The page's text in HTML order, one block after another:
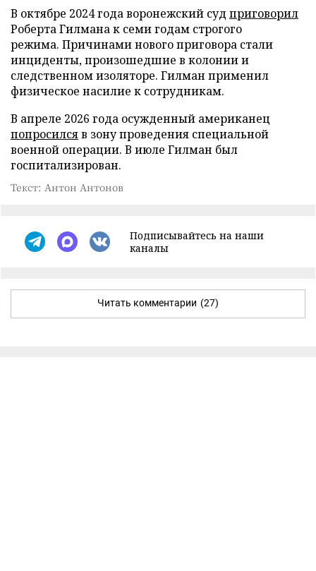
В октябре 2024 года воронежский суд приговорил
Роберта Гилмана к семи годам строгого
режима. Причинами нового приговора стали
инциденты, произошедшие в колонии и
следственном изоляторе. Гилман применил
физическое насилие к сотрудникам.
В апреле 2026 года осужденный американец
попросилсяв зону проведения специальной
военной операции. В июле Гилман был
госпитализирован.
Текст: Антон Антонов
Подписывайтесь на наши
каналы
Читать комментарии (27)